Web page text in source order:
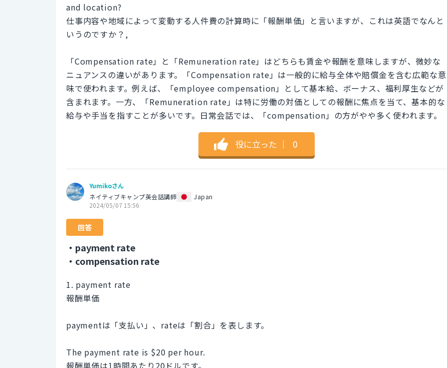
and location?
仕事内容や地域によって変動する人件費の計算時に「報酬単価」と言いますが、これは英語でなんと
いうのですか？,
「Compensation rate」と「Remuneration rate」はどちらも賃金や報酬を意味しますが、微妙な
ニュアンスの違いがあります。「Compensation rate」は一般的に給与全体や賠償金を含む広範な意
味で使われます。例えば、「employee compensation」として基本給、ボーナス、福利厚生などが
含まれます。一方、「Remuneration rate」は特に労働の対価としての報酬に焦点を当て、基本的な
給与や手当を指すことが多いです。日常会話では、「compensation」の方がやや多く使われます。
役に立った ｜ 0
Yumikoさん
ネイティブキャンプ英会話講師
Japan
2024/05/07 15:56
回答
・payment rate
・compensation rate
1. payment rate
報酬単価
paymentは「支払い」、rateは「割合」を表します。
The payment rate is $20 per hour.
報酬単価は1時間あたり20ドルです。